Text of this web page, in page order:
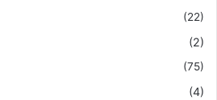
(22)
(2)
(75)
(4)